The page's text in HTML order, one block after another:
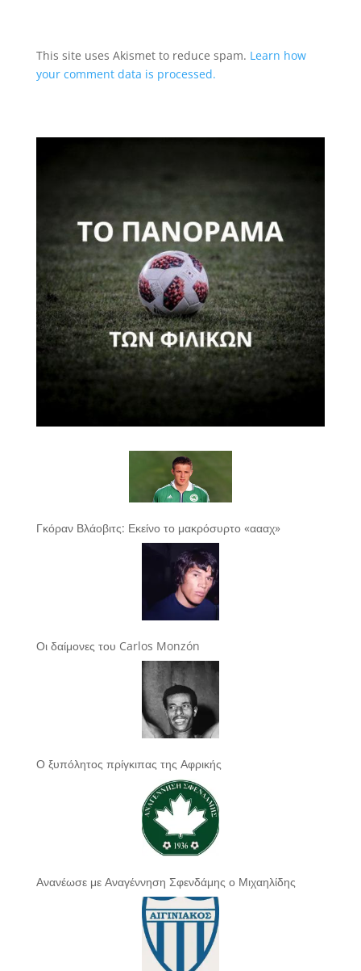
This site uses Akismet to reduce spam. Learn how
your comment data is processed.
Γκόραν Βλάοβιτς: Εκείνο το μακρόσυρτο «αααχ»
Οι δαίμονες του Carlos Monzón
Ο ξυπόλητος πρίγκιπας της Αφρικής
Ανανέωσε με Αναγέννηση Σφενδάμης ο Μιχαηλίδης